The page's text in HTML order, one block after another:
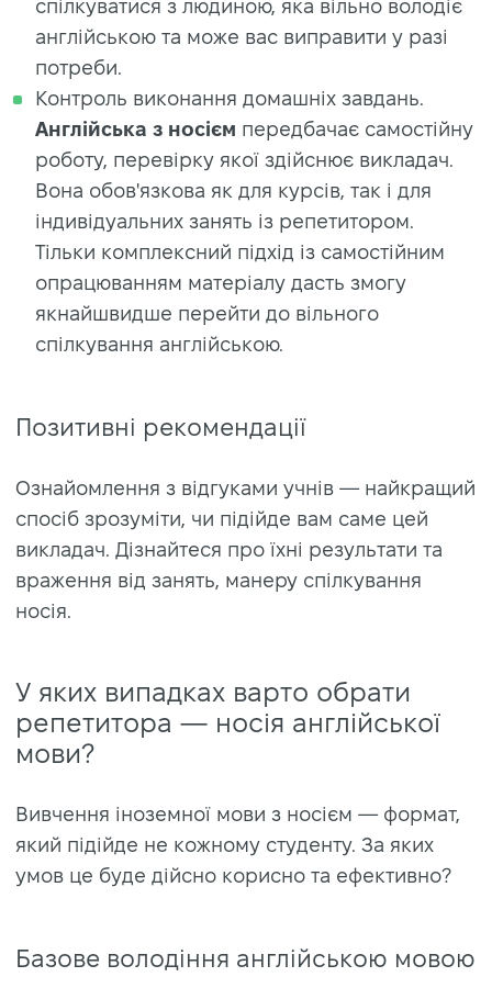
спілкуватися з людиною, яка вільно володіє
англійською та може вас виправити у разі
потреби.
Контроль виконання домашніх завдань.
Англійська з носієм передбачає самостійну
роботу, перевірку якої здійснює викладач.
Вона обов'язкова як для курсів, так і для
індивідуальних занять із репетитором.
Тільки комплексний підхід із самостійним
опрацюванням матеріалу дасть змогу
якнайшвидше перейти до вільного
спілкування англійською.
Позитивні рекомендації
Ознайомлення з відгуками учнів — найкращий
спосіб зрозуміти, чи підійде вам саме цей
викладач. Дізнайтеся про їхні результати та
враження від занять, манеру спілкування
носія.
У яких випадках варто обрати
репетитора — носія англійської
мови?
Вивчення іноземної мови з носієм — формат,
який підійде не кожному студенту. За яких
умов це буде дійсно корисно та ефективно?
Базове володіння англійською мовою